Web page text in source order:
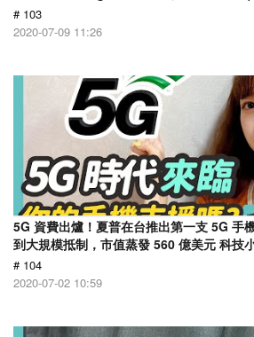
# 103
2020-07-09 11:26
5G 資費出爐！夏普在台推出第一支 5G 手
到大規模抵制，市值蒸發 560 億美元 科技
# 104
2020-07-02 10:59